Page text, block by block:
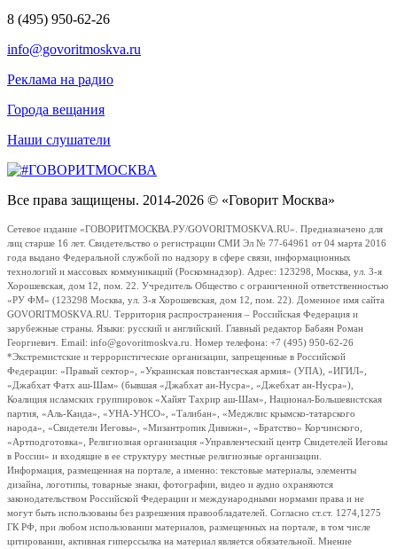
8 (495) 950-62-26
info@govoritmoskva.ru
Реклама на радио
Города вещания
Наши слушатели
Все права защищены. 2014-2026 © «Говорит Москва»
Сетевое издание «ГОВОРИТМОСКВА.РУ/GOVORITMOSKVA.RU». Предназначено для
лиц старше 16 лет. Свидетельство о регистрации СМИ Эл № 77-64961 от 04 марта 2016
года выдано Федеральной службой по надзору в сфере связи, информационных
технологий и массовых коммуникаций (Роскомнадзор). Адрес: 123298, Москва, ул. 3-я
Хорошевская, дом 12, пом. 22. Учредитель Общество с ограниченной ответственностью
«РУ ФМ» (123298 Москва, ул. 3-я Хорошевская, дом 12, пом. 22). Доменное имя сайта
GOVORITMOSKVA.RU. Территория распространения – Российская Федерация и
зарубежные страны. Языки: русский и английский. Главный редактор Бабаян Роман
Георгиевич. Email: info@govoritmoskva.ru. Номер телефона: +7 (495) 950-62-26
*Экстремистские и террористические организации, запрещенные в Российской
Федерации: «Правый сектор», «Украинская повстанческая армия» (УПА), «ИГИЛ»,
«Джабхат Фатх аш-Шам» (бывшая «Джабхат ан-Нусра», «Джебхат ан-Нусра»),
Коалиция исламских группировок «Хайят Тахрир аш-Шам», Национал-Большевистская
партия, «Аль-Каида», «УНА-УНСО», «Талибан», «Меджлис крымско-татарского
народа», «Свидетели Иеговы», «Мизантропик Дивижн», «Братство» Корчинского,
«Артподготовка», Религиозная организация «Управленческий центр Свидетелей Иеговы
в России» и входящие в ее структуру местные религиозные организации.
Информация, размещенная на портале, а именно: текстовые материалы, элементы
дизайна, логотипы, товарные знаки, фотографии, видео и аудио охраняются
законодательством Российской Федерации и международными нормами права и не
могут быть использованы без разрешения правообладателей. Согласно ст.ст. 1274,1275
ГК РФ, при любом использовании материалов, размещенных на портале, в том числе
цитировании, активная гиперссылка на материал является обязательной. Мнение